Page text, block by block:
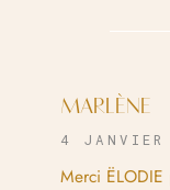
MARLÈNE
4
Merci